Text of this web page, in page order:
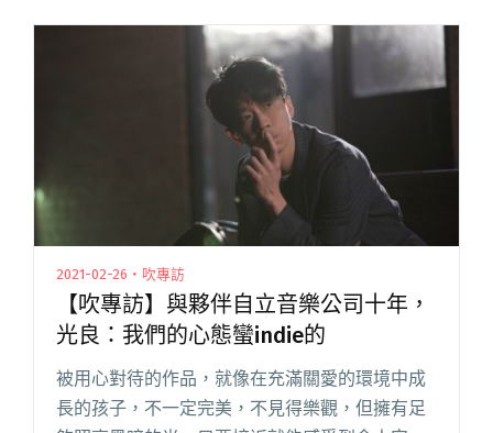
原本要在下周舉辦《妖。言。閱讀全文 "HUSH入
圍金曲最佳作曲獎 發行新單曲〈支線任務〉開啟
2021-02-26・吹專訪
【吹專訪】與夥伴自立音樂公司十年，
光良：我們的心態蠻indie的
被用心對待的作品，就像在充滿關愛的環境中成
長的孩子，不一定完美，不見得樂觀，但擁有足